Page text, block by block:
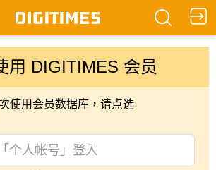
用 DIGITIMES 会员
使用会员数据库，请点选